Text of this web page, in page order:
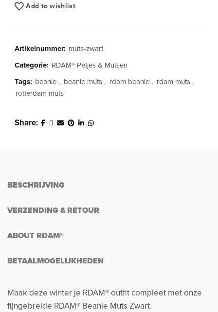
Add to wishlist
Artikelnummer: muts-zwart
Categorie: RDAM® Petjes & Mutsen
Tags: beanie , beanie muts , rdam beanie , rdam muts ,
rotterdam muts
Share
BESCHRIJVING
VERZENDING & RETOUR
ABOUT RDAM®
BETAALMOGELIJKHEDEN
Maak deze winter je RDAM® outfit compleet met onze
fijngebreide RDAM® Beanie Muts Zwart.